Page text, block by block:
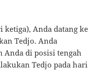
ketiga), Anda datang ke
Tedjo. Anda
Anda di posisi tengah
Tedjo pada hari